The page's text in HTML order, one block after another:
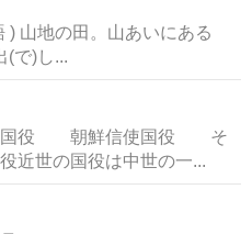
山地の田。山あいにある
(で)し...
役 朝鮮信使国役 そ
世の国役は中世の一...